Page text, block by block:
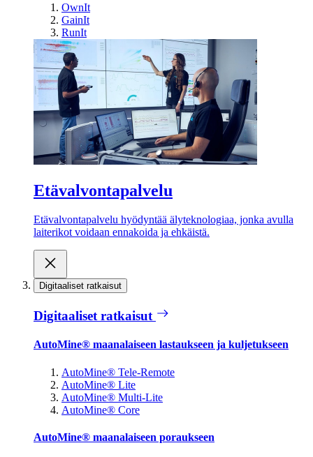
OwnIt
GainIt
RunIt
Etävalvontapalvelu
Etävalvontapalvelu hyödyntää älyteknologiaa, jonka avulla
laiterikot voidaan ennakoida ja ehkäistä.
Digitaaliset ratkaisut
Digitaaliset ratkaisut
AutoMine® maanalaiseen lastaukseen ja kuljetukseen
AutoMine® Tele-Remote
AutoMine® Lite
AutoMine® Multi-Lite
AutoMine® Core
AutoMine® maanalaiseen poraukseen